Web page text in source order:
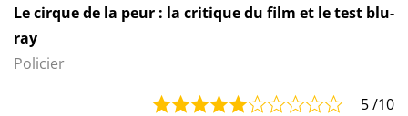
Le cirque de la peur : la critique du film et le test blu-
ray
Policier
5/10